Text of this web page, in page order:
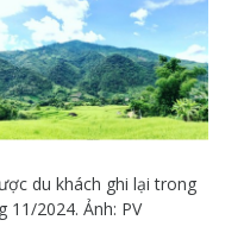
du khách ghi lại trong
11/2024. Ảnh: PV